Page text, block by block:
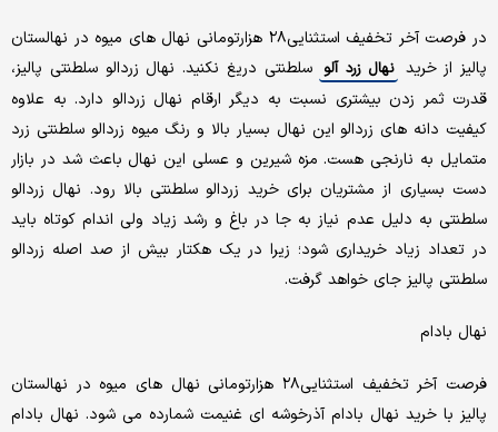
در فرصت آخر تخفیف استثنایی۲۸ هزارتومانی نهال های میوه در نهالستان
پالیز از خرید نهال زرد آلو سلطنتی دریغ نکنید‌. نهال زردالو سلطنتی پالیز،
قدرت ثمر زدن بیشتری نسبت به دیگر ارقام نهال زردالو دارد. به علاوه
کیفیت دانه های زردالو این نهال بسیار بالا و رنگ میوه زردالو سلطنتی زرد
متمایل به نارنجی هست. مزه شیرین و عسلی این نهال باعث شد در بازار
دست بسیاری از مشتریان برای خرید زردالو سلطنتی بالا رود. نهال زردالو
سلطنتی به دلیل عدم نیاز به جا در باغ و رشد زیاد ولی اندام کوتاه باید
در تعداد زیاد خریداری شود؛ زیرا در یک هکتار بیش از صد اصله زردالو
سلطنتی پالیز جای خواهد گرفت.
نهال بادام
فرصت آخر تخفیف استثنایی۲۸ هزارتومانی نهال های میوه در نهالستان
پالیز با خرید نهال بادام آذرخوشه ای غنیمت شمارده می شود. نهال بادام